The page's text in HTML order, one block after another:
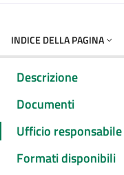
INDICE DELLA PAGINA
Descrizione
Documenti
Ufficio responsabile
Formati disponibili